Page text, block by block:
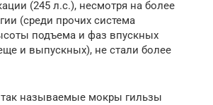
(245 л.с.), несмотря на более
(среди прочих система
подъема и фаз впускных
и выпускных), не стали более
так называемые мокры гильзы